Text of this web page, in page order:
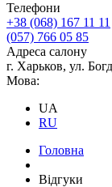
Телефони
+38 (068) 167 11 11
(057) 766 05 85
Адреса салону
г. Харьков, ул.
Мова:
UA
RU
Головна
Відгуки